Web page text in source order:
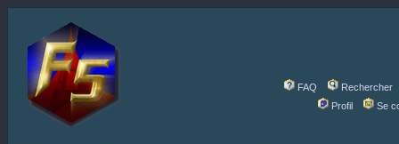
FAQ
Rechercher
Profil
Se